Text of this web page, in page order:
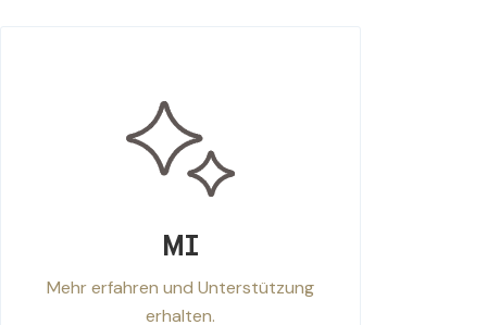
MI
Mehr erfahren und Unterstützung
erhalten.